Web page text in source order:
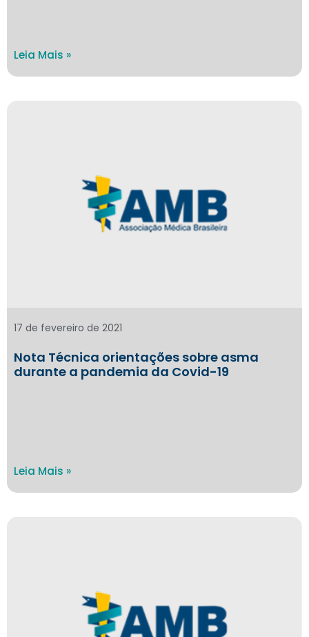
Leia Mais »
Nota Técnica orientações sobre asma
durante a pandemia da Covid-19
17 de fevereiro de 2021
Leia Mais »